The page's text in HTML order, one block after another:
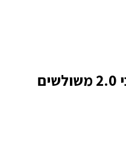
סנדל שורש Source גובי 2.0 משולשים